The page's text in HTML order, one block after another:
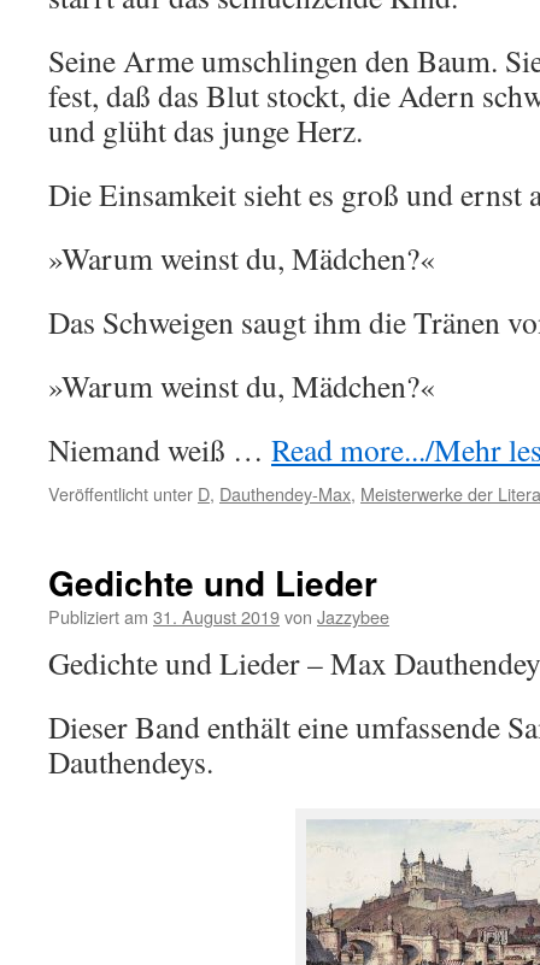
Seine Arme umschlingen den Baum.
fest, daß das Blut stockt, die Adern
und glüht das junge Herz.
Die Einsamkeit sieht es groß und ernst
»Warum weinst du, Mädchen?«
Das Schweigen saugt ihm die Tränen
»Warum weinst du, Mädchen?«
Niemand weiß … Read more.../Mehr
Veröffentlicht unter D, Dauthendey-Max, Meisterwerke der
Gedichte und Lieder
Publiziert am 31. August 2019von Jazzybee
Gedichte und Lieder – Max Dauthendey
Dieser Band enthält eine umfassende
Dauthendeys.